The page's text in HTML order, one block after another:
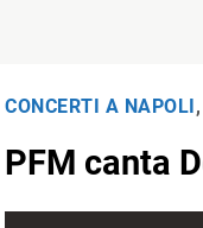
CONCERTI A NAPOLI ,
PFM canta